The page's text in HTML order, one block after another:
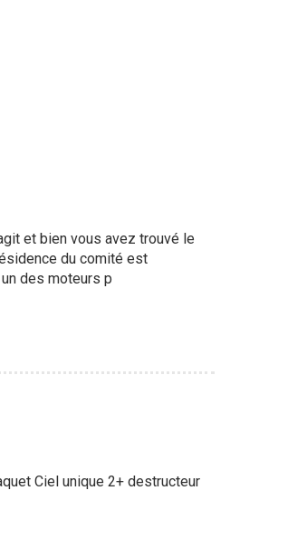
et bien vous avez trouvé le
du comité est
des moteurs p
Ciel unique 2+ destructeur